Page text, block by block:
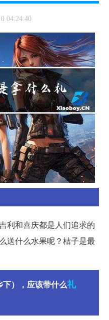
04:24:40
利和喜庆都是人们追求的
送什么水果呢？桔子是最
），应该带什么礼